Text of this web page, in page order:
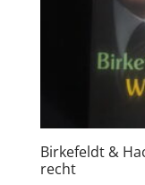
Birkefeldt &
recht